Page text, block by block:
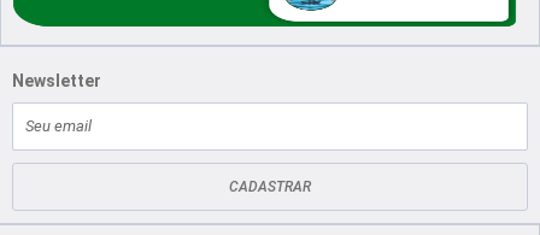
Newsletter
mail
CADASTRAR